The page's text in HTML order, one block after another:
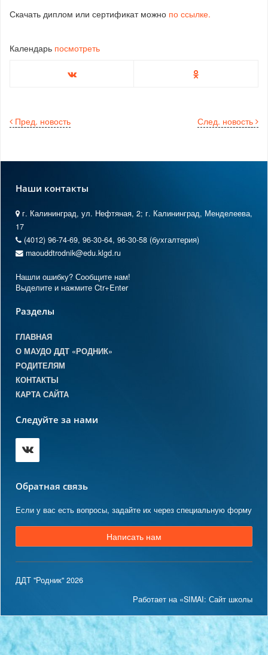
Скачать диплом или сертификат можно по ссылке.
Календарь посмотреть
След. новость
Пред. новость
Наши контакты
г. Калининград, ул. Нефтяная, 2; г. Калининград, Менделеева,
17
(4012) 96-74-69, 96-30-64, 96-30-58 (бухгалтерия)
maouddtrodnik@edu.klgd.ru
Нашли ошибку? Сообщите нам!
Выделите и нажмите Ctr+Enter
Разделы
ГЛАВНАЯ
О МАУДО ДДТ «РОДНИК»
РОДИТЕЛЯМ
КОНТАКТЫ
КАРТА САЙТА
Следуйте за нами
Обратная связь
Если у вас есть вопросы, задайте их через специальную форму
Написать нам
ДДТ "Родник" 2026
Работает на «SIMAI: Сайт школы